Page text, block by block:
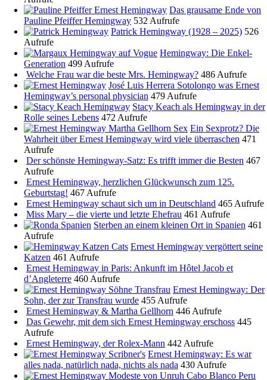
Das grausame Ende von
Pauline Pfeiffer Hemingway 532 Aufrufe
Patrick Hemingway (1928 – 2025) 526
Aufrufe
Hemingway: Die Enkel-
Generation 499 Aufrufe
Welche Frau war die beste Mrs. Hemingway? 486 Aufrufe
José Luis Herrera Sotolongo was Ernest
Hemingway’s personal physician 479 Aufrufe
Stacy Keach als Hemingway in der
Rolle seines Lebens 472 Aufrufe
Ein Sexprotz? Die
Wahrheit über Ernest Hemingway wird viele überraschen 471
Aufrufe
Der schönste Hemingway-Satz: Es trifft immer die Besten 467
Aufrufe
Ernest Hemingway, herzlichen Glückwunsch zum 125.
Geburtstag! 467 Aufrufe
Ernest Hemingway schaut sich um in Deutschland 465 Aufrufe
Miss Mary – die vierte und letzte Ehefrau 461 Aufrufe
Sterben an einem kleinen Ort in Spanien 461
Aufrufe
Ernest Hemingway vergöttert seine
Katzen 461 Aufrufe
Ernest Hemingway in Paris: Ankunft im Hôtel Jacob et
d’Angleterre 460 Aufrufe
Ernest Hemingway: Der
Sohn, der zur Transfrau wurde 455 Aufrufe
Ernest Hemingway & Martha Gellhorn 446 Aufrufe
Das Gewehr, mit dem sich Ernest Hemingway erschoss 445
Aufrufe
Ernest Hemingway, der Rolex-Mann 442 Aufrufe
Ernest Hemingway: Es war
alles nada, natürlich nada, nichts als nada 430 Aufrufe